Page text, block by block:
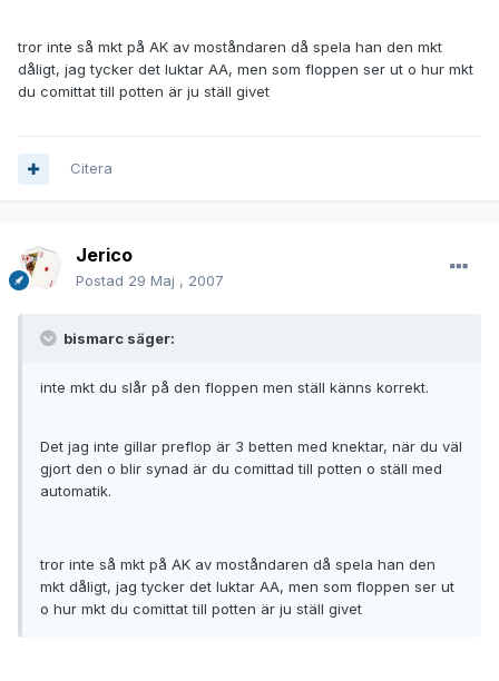
tror inte så mkt på AK av moståndaren då spela han den mkt
dåligt, jag tycker det luktar AA, men som floppen ser ut o hur mkt
du comittat till potten är ju ställ givet
Citera
Jerico
Postad 29 Maj , 2007
bismarc säger:
inte mkt du slår på den floppen men ställ känns korrekt.
Det jag inte gillar preflop är 3 betten med knektar, när du väl
gjort den o blir synad är du comittad till potten o ställ med
automatik.
tror inte så mkt på AK av moståndaren då spela han den
mkt dåligt, jag tycker det luktar AA, men som floppen ser ut
o hur mkt du comittat till potten är ju ställ givet